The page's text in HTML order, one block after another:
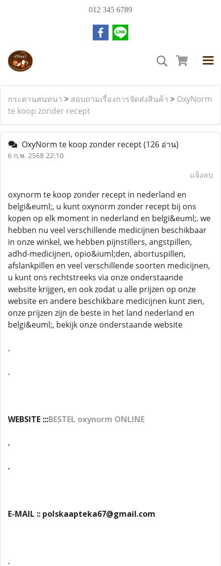
012 345 6789
กระดานสนทนา > สอบถามเรื่องการจัดส่งสินค้า > OxyNorm
te koop zonder recept
OxyNorm te koop zonder recept(126 อ่าน)
6 ก.พ. 2568 22:10
แจ้งลบ
oxynorm te koop zonder recept in nederland en
belgi&euml;, u kunt oxynorm zonder recept bij ons
kopen op elk moment in nederland en belgi&euml;. we
hebben nu veel verschillende medicijnen beschikbaar
in onze winkel, we hebben pijnstillers, angstpillen,
adhd-medicijnen, opio&iuml;den, abortuspillen,
afslankpillen en veel verschillende soorten medicijnen,
u kunt ons rechtstreeks via onze onderstaande
website krijgen, en ook zodat u alle prijzen op onze
website en andere beschikbare medicijnen kunt zien,
onze prijzen zijn de beste in het land nederland en
belgi&euml;, bekijk onze onderstaande website
.
.
WEBSITE :::BESTEL oxynorm ONLINE
.
.
E-MAIL :: polskaapteka67@gmail.com
.